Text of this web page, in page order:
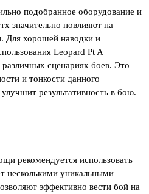
подобранное оборудование и
значительно повлияют на
Для хорошей наводки и
Leopard Pt A
сценариях боев. Это
и тонкости данного
результативность в бою.
рекомендуется использовать
несколькими уникальными
эффективно вести бой на